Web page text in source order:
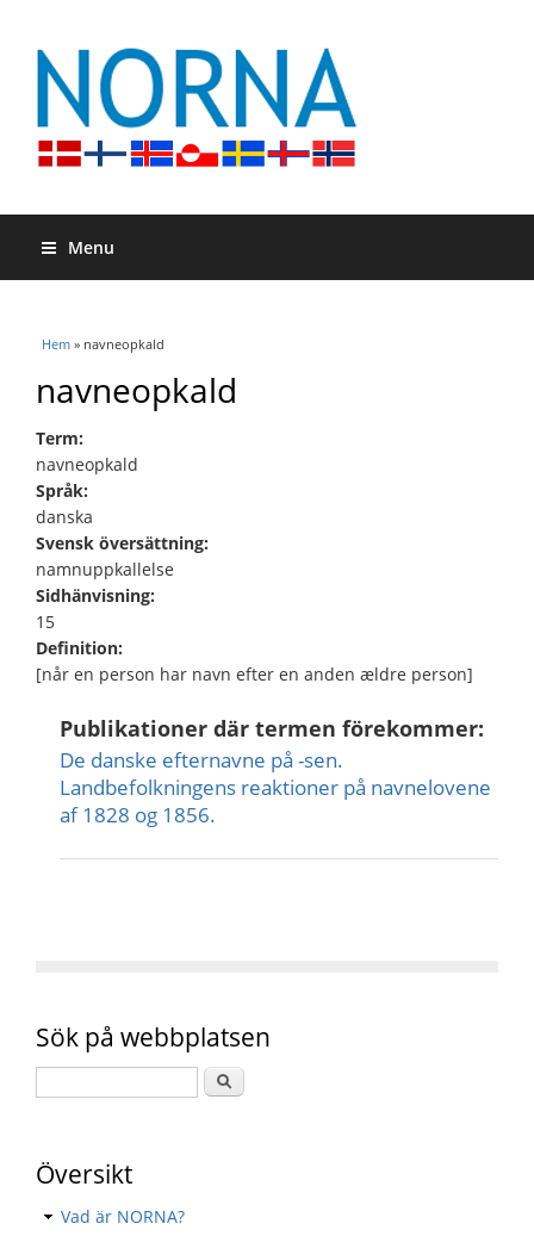
Menu
Du är här
Hem » navneopkald
navneopkald
Term:
navneopkald
Språk:
danska
Svensk översättning:
namnuppkallelse
Sidhänvisning:
15
Definition:
[når en person har navn efter en anden ældre person]
Publikationer där termen förekommer:
De danske efternavne på -sen.
Landbefolkningens reaktioner på navnelovene
af 1828 og 1856.
Sök på webbplatsen
Översikt
Vad är NORNA?